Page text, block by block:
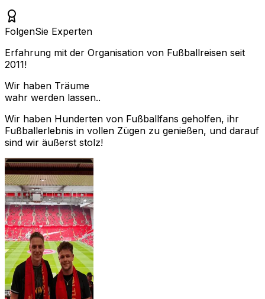
FolgenSie Experten
Erfahrung mit der Organisation von Fußballreisen seit
2011!
Wir haben Träume
wahr werden lassen..
Wir haben Hunderten von Fußballfans geholfen, ihr
Fußballerlebnis in vollen Zügen zu genießen, und darauf
sind wir äußerst stolz!